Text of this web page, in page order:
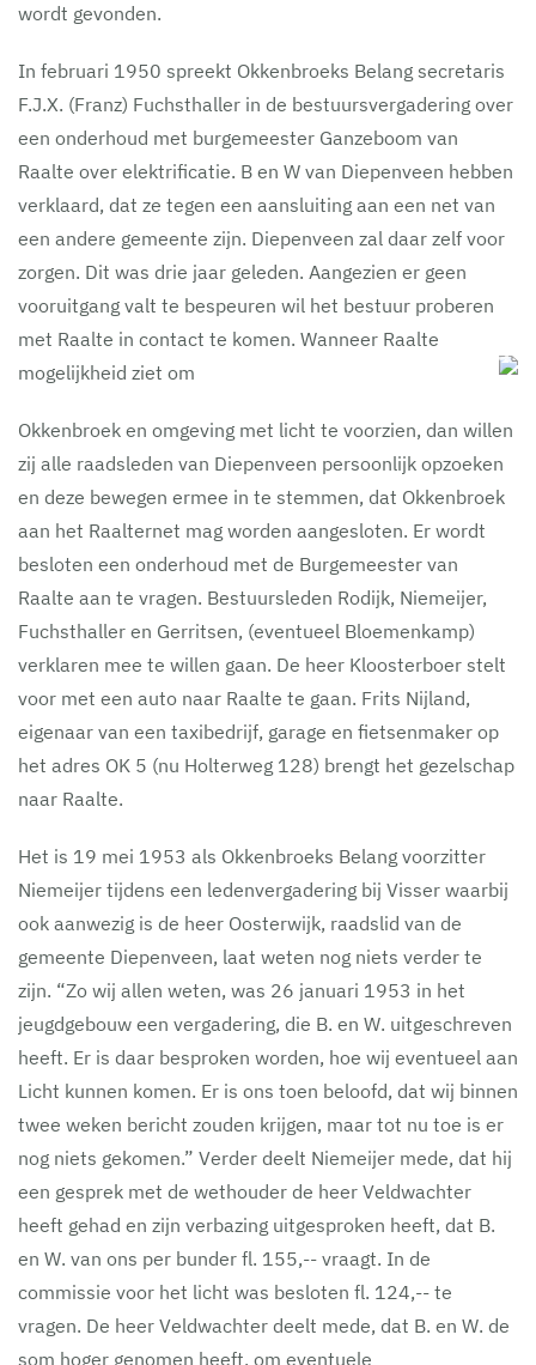
wordt gevonden.
In februari 1950 spreekt Okkenbroeks Belang secretaris
F.J.X. (Franz) Fuchsthaller in de bestuursvergadering over
een onderhoud met burgemeester Ganzeboom van
Raalte over elektrificatie. B en W van Diepenveen hebben
verklaard, dat ze tegen een aansluiting aan een net van
een andere gemeente zijn. Diepenveen zal daar zelf voor
zorgen. Dit was drie jaar geleden. Aangezien er geen
vooruitgang valt te bespeuren wil het bestuur proberen
met Raalte in contact te komen. Wanneer Raalte
mogelijkheid ziet om
Okkenbroek en omgeving met licht te voorzien, dan willen
zij alle raadsleden van Diepenveen persoonlijk opzoeken
en deze bewegen ermee in te stemmen, dat Okkenbroek
aan het Raalternet mag worden aangesloten. Er wordt
besloten een onderhoud met de Burgemeester van
Raalte aan te vragen. Bestuursleden Rodijk, Niemeijer,
Fuchsthaller en Gerritsen, (eventueel Bloemenkamp)
verklaren mee te willen gaan. De heer Kloosterboer stelt
voor met een auto naar Raalte te gaan. Frits Nijland,
eigenaar van een taxibedrijf, garage en fietsenmaker op
het adres OK 5 (nu Holterweg 128) brengt het gezelschap
naar Raalte.
Het is 19 mei 1953 als Okkenbroeks Belang voorzitter
Niemeijer tijdens een ledenvergadering bij Visser waarbij
ook aanwezig is de heer Oosterwijk, raadslid van de
gemeente Diepenveen, laat weten nog niets verder te
zijn. “Zo wij allen weten, was 26 januari 1953 in het
jeugdgebouw een vergadering, die B. en W. uitgeschreven
heeft. Er is daar besproken worden, hoe wij eventueel aan
Licht kunnen komen. Er is ons toen beloofd, dat wij binnen
twee weken bericht zouden krijgen, maar tot nu toe is er
nog niets gekomen.” Verder deelt Niemeijer mede, dat hij
een gesprek met de wethouder de heer Veldwachter
heeft gehad en zijn verbazing uitgesproken heeft, dat B.
en W. van ons per bunder fl. 155,-- vraagt. In de
commissie voor het licht was besloten fl. 124,-- te
vragen. De heer Veldwachter deelt mede, dat B. en W. de
som hoger genomen heeft, om eventuele